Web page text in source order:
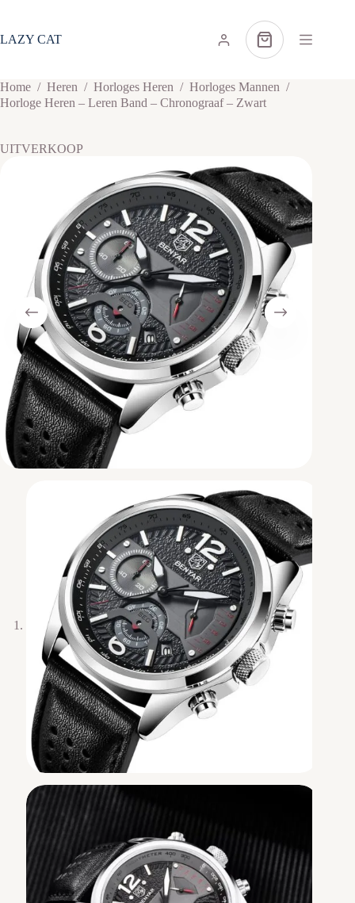
de
LAZY CAT Winkelwagen
Home / Heren / Horloges Heren / Horloges Mannen /
Horloge Heren – Leren Band – Chronograaf – Zwart
UITVERKOOP